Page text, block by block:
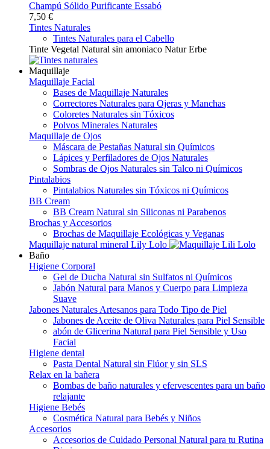
Champú Sólido Purificante Essabó
7,50 €
Tintes Naturales
Tintes Naturales para el Cabello
Tinte Vegetal Natural sin amoniaco Natur Erbe
Maquillaje
Maquillaje Facial
Bases de Maquillaje Naturales
Correctores Naturales para Ojeras y Manchas
Coloretes Naturales sin Tóxicos
Polvos Minerales Naturales
Maquillaje de Ojos
Máscara de Pestañas Natural sin Químicos
Lápices y Perfiladores de Ojos Naturales
Sombras de Ojos Naturales sin Talco ni Químicos
Pintalabios
Pintalabios Naturales sin Tóxicos ni Químicos
BB Cream
BB Cream Natural sin Siliconas ni Parabenos
Brochas y Accesorios
Brochas de Maquillaje Ecológicas y Veganas
Maquillaje natural mineral Lily Lolo
Baño
Higiene Corporal
Gel de Ducha Natural sin Sulfatos ni Químicos
Jabón Natural para Manos y Cuerpo para Limpieza
Suave
Jabones Naturales Artesanos para Todo Tipo de Piel
Jabones de Aceite de Oliva Naturales para Piel Sensible
abón de Glicerina Natural para Piel Sensible y Uso
Facial
Higiene dental
Pasta Dental Natural sin Flúor y sin SLS
Relax en la bañera
Bombas de baño naturales y efervescentes para un baño
relajante
Higiene Bebés
Cosmética Natural para Bebés y Niños
Accesorios
Accesorios de Cuidado Personal Natural para tu Rutina